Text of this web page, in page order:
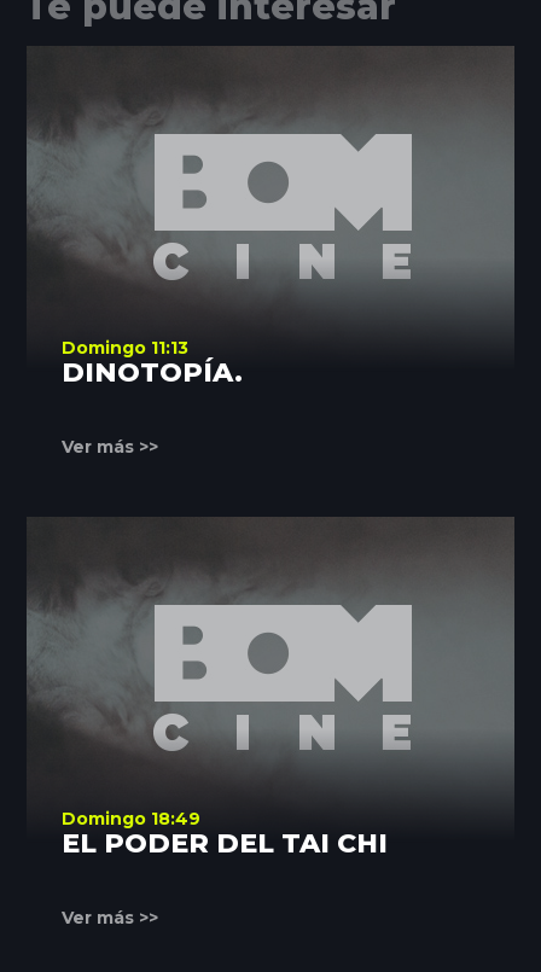
Domingo 11:13
DINOTOPÍA.
Ver más >>
Domingo 18:49
EL PODER DEL TAI CHI
Ver más >>